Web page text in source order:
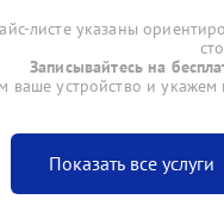
листе указаны
Записывайтесь на
ваше устройство и укажем
Показать все услуги